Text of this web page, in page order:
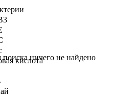
кислотаничего не найдено